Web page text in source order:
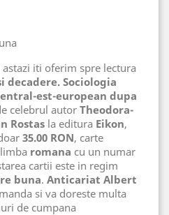
iti oferim spre lectura
decadere. Sociologia
est-european dupa
celebrul autor Theodora-
Rostas la editura Eikon,
35.00 RON, carte
romana cu un numar
cartii este in regim
buna. Anticariat Albert
si va doreste multa
de cumpana